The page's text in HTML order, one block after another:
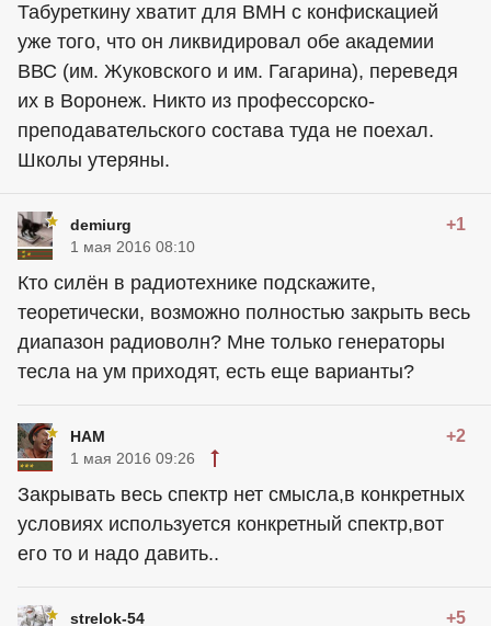
Табуреткину хватит для ВМН с конфискацией
уже того, что он ликвидировал обе академии
ВВС (им. Жуковского и им. Гагарина), переведя
их в Воронеж. Никто из профессорско-
преподавательского состава туда не поехал.
Школы утеряны.
demiurg +1
1 мая 2016 08:10
Кто силён в радиотехнике подскажите,
теоретически, возможно полностью закрыть весь
диапазон радиоволн? Мне только генераторы
тесла на ум приходят, есть еще варианты?
HAM +2
1 мая 2016 09:26
Закрывать весь спектр нет смысла,в конкретных
условиях используется конкретный спектр,вот
его то и надо давить..
strelok-54 +5